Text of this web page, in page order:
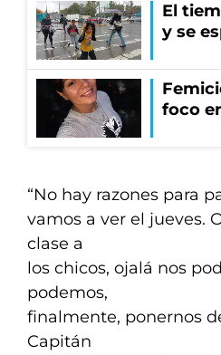
El
y se
foco
“No hay razones para
vamos a ver el jueves.
clase a
los chicos, ojalá nos
podemos,
finalmente, ponernos
Capitán